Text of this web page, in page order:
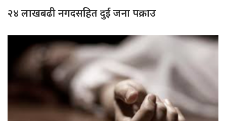
२४ लाखबढी नगदसहित दुई जना पक्राउ